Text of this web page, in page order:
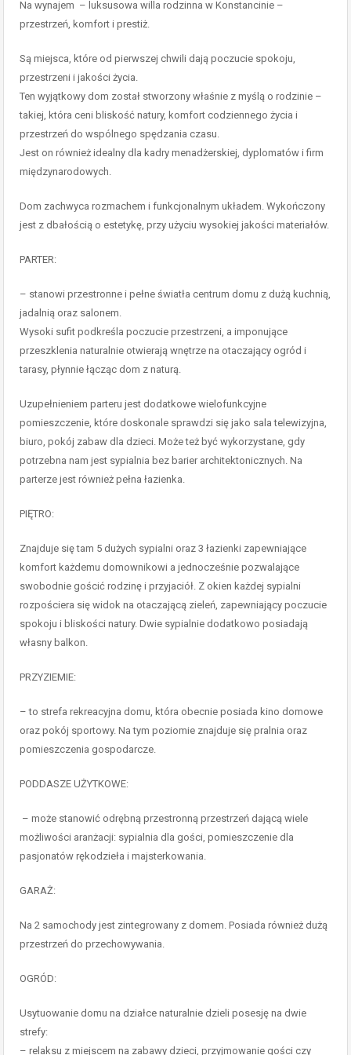
Na wynajem – luksusowa willa rodzinna w Konstancinie –
przestrzeń, komfort i prestiż.
Są miejsca, które od pierwszej chwili dają poczucie spokoju,
przestrzeni i jakości życia.
Ten wyjątkowy dom został stworzony właśnie z myślą o rodzinie –
takiej, która ceni bliskość natury, komfort codziennego życia i
przestrzeń do wspólnego spędzania czasu.
Jest on również idealny dla kadry menadżerskiej, dyplomatów i firm
międzynarodowych.
Dom zachwyca rozmachem i funkcjonalnym układem. Wykończony
jest z dbałością o estetykę, przy użyciu wysokiej jakości materiałów.
PARTER:
– stanowi przestronne i pełne światła centrum domu z dużą kuchnią,
jadalnią oraz salonem.
Wysoki sufit podkreśla poczucie przestrzeni, a imponujące
przeszklenia naturalnie otwierają wnętrze na otaczający ogród i
tarasy, płynnie łącząc dom z naturą.
Uzupełnieniem parteru jest dodatkowe wielofunkcyjne
pomieszczenie, które doskonale sprawdzi się jako sala telewizyjna,
biuro, pokój zabaw dla dzieci. Może też być wykorzystane, gdy
potrzebna nam jest sypialnia bez barier architektonicznych. Na
parterze jest również pełna łazienka.
PIĘTRO:
Znajduje się tam 5 dużych sypialni oraz 3 łazienki zapewniające
komfort każdemu domownikowi a jednocześnie pozwalające
swobodnie gościć rodzinę i przyjaciół. Z okien każdej sypialni
rozpościera się widok na otaczającą zieleń, zapewniający poczucie
spokoju i bliskości natury. Dwie sypialnie dodatkowo posiadają
własny balkon.
PRZYZIEMIE:
– to strefa rekreacyjna domu, która obecnie posiada kino domowe
oraz pokój sportowy. Na tym poziomie znajduje się pralnia oraz
pomieszczenia gospodarcze.
PODDASZE UŻYTKOWE:
– może stanowić odrębną przestronną przestrzeń dającą wiele
możliwości aranżacji: sypialnia dla gości, pomieszczenie dla
pasjonatów rękodzieła i majsterkowania.
GARAŻ:
Na 2 samochody jest zintegrowany z domem. Posiada również dużą
przestrzeń do przechowywania.
OGRÓD:
Usytuowanie domu na działce naturalnie dzieli posesję na dwie
strefy:
– relaksu z miejscem na zabawy dzieci, przyjmowanie gości czy